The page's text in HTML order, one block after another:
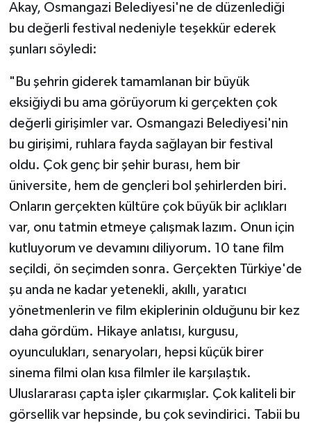
Akay, Osmangazi Belediyesi'ne de düzenlediği
bu değerli festival nedeniyle teşekkür ederek
şunları söyledi:
"Bu şehrin giderek tamamlanan bir büyük
eksiğiydi bu ama görüyorum ki gerçekten çok
değerli girişimler var. Osmangazi Belediyesi'nin
bu girişimi, ruhlara fayda sağlayan bir festival
oldu. Çok genç bir şehir burası, hem bir
üniversite, hem de gençleri bol şehirlerden biri.
Onların gerçekten kültüre çok büyük bir açlıkları
var, onu tatmin etmeye çalışmak lazım. Onun için
kutluyorum ve devamını diliyorum. 10 tane film
seçildi, ön seçimden sonra. Gerçekten Türkiye'de
şu anda ne kadar yetenekli, akıllı, yaratıcı
yönetmenlerin ve film ekiplerinin olduğunu bir kez
daha gördüm. Hikaye anlatısı, kurgusu,
oyunculukları, senaryoları, hepsi küçük birer
sinema filmi olan kısa filmler ile karşılaştık.
Uluslararası çapta işler çıkarmışlar. Çok kaliteli bir
görsellik var hepsinde, bu çok sevindirici. Tabii bu